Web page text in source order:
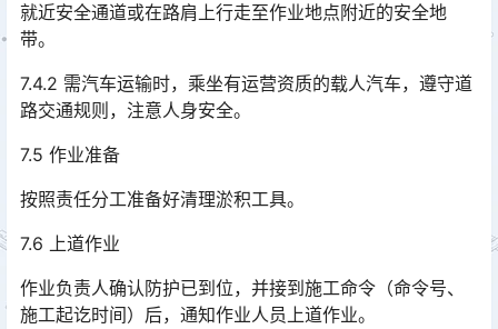
就近安全通道或在路肩上行走至作业地点附近的安全地
带。󠅅󠅃󠄵󠅂󠄪󠇖󠆨󠆨󠇕󠆞󠆒󠅬󠇘󠆭󠆘󠇙󠆝󠅵󠇗󠆭󠆁󠄐󠇗󠅹󠅸󠇖󠆍󠅳󠇖󠅹󠅰󠇖󠆌󠅹
7.4.2 需汽车运输时，乘坐有运营资质的载人汽车，遵守道
路交通规则，注意人身安全。
7.5 作业准备
按照责任分工准备好清理淤积工具。
7.6 上道作业
作业负责人确认防护已到位，并接到施工命令（命令号、
施工起讫时间）后，通知作业人员上道作业。